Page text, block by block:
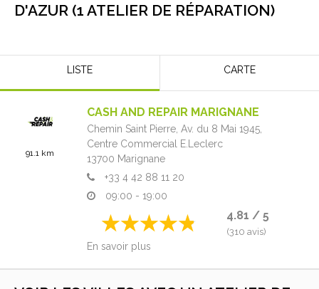
D'AZUR (1 ATELIER DE RÉPARATION)
LISTE CARTE
91.1 km
CASH AND REPAIR MARIGNANE
Chemin Saint Pierre, Av. du 8 Mai 1945,
Centre Commercial E.Leclerc
13700 Marignane
+33 4 42 88 11 20
09:00 - 19:00
4.81 / 5
(310 avis)
En savoir plus